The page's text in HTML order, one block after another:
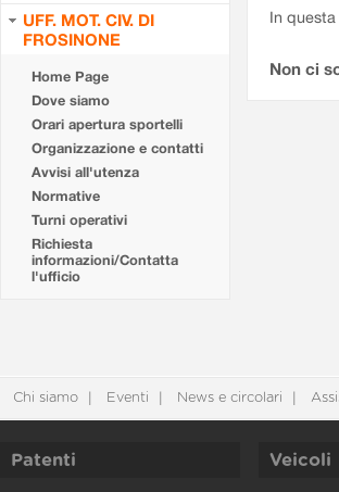
UFF. MOT. CIV. DI
FROSINONE
Home Page
Dove siamo
Orari apertura sportelli
Organizzazione e contatti
Avvisi all'utenza
Normative
Turni operativi
Richiesta
informazioni/Contatta
l'ufficio
In
Non ci
Chi siamo Eventi News e circolari
Patenti Veicoli